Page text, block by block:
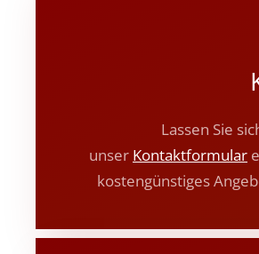
Lassen Sie
unser Kontaktformular
kostengünstiges